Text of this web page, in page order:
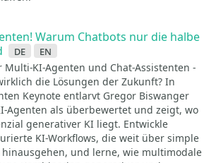
Warum Chatbots nur die halbe
de en
KI-Agenten und Chat-Assistenten -
die Lösungen der Zukunft? In
Keynote entlarvt Gregor Biswanger
Agenten als überbewertet und zeigt, wo
generativer KI liegt. Entwickle
KI-Workflows, die weit über simple
hinausgehen, und lerne, wie multimodale